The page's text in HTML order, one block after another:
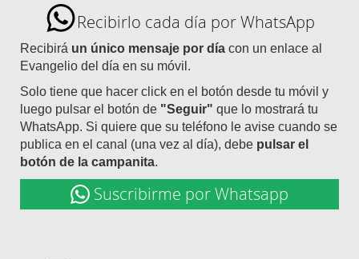
Recibirlo cada día por WhatsApp
Recibirá un único mensaje por día con un enlace al
Evangelio del día en su móvil.
Solo tiene que hacer click en el botón desde tu móvil y
luego pulsar el botón de "Seguir" que lo mostrará tu
WhatsApp. Si quiere que su teléfono le avise cuando se
publica en el canal (una vez al día), debe pulsar el
botón de la campanita.
Suscribirme por Whatsapp